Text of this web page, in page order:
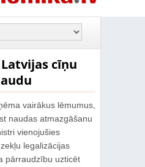
cīņu
vairākus lēmumus,
naudas atmazgāšanu
vienojušies
legalizācijas
pārraudzību uzticēt